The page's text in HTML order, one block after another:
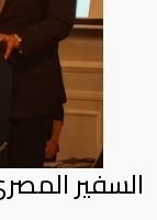
السفير